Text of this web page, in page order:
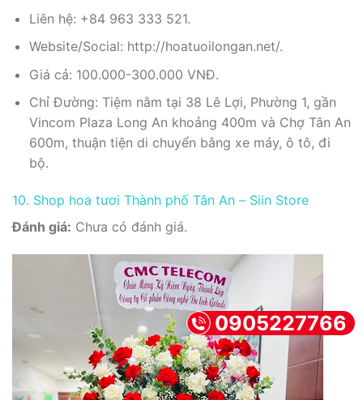
Liên hệ: +84 963 333 521.
Website/Social: http://hoatuoilongan.net/.
Giá cả: 100.000-300.000 VNĐ.
Chỉ Đường: Tiệm nằm tại 38 Lê Lợi, Phường 1, gần
Vincom Plaza Long An khoảng 400m và Chợ Tân An
600m, thuận tiện di chuyển bằng xe máy, ô tô, đi
bộ.
10. Shop hoa tươi Thành phố Tân An – Siin Store
Đánh giá: Chưa có đánh giá.
0905227766